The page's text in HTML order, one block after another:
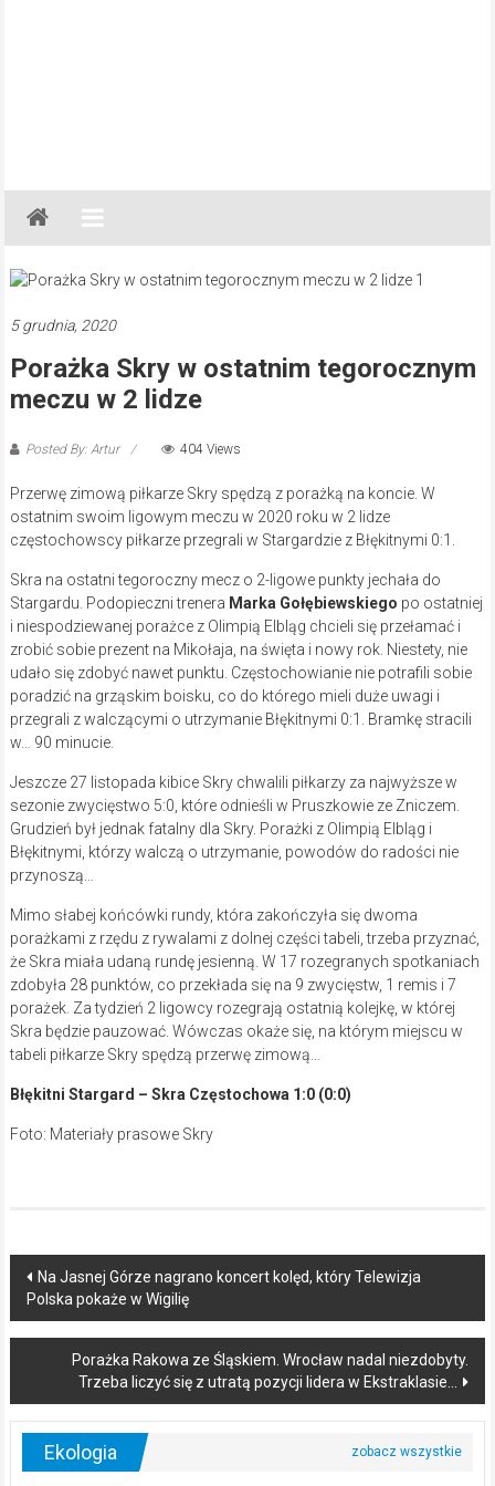
Gazeta
Regionalna
Częstochowa,
Lubliniec,
5 grudnia, 2020
Porażka Skry w ostatnim tegorocznym
meczu w 2 lidze
Posted By: Artur 404 Views
Przerwę zimową piłkarze Skry spędzą z porażką na koncie. W
ostatnim swoim ligowym meczu w 2020 roku w 2 lidze
częstochowscy piłkarze przegrali w Stargardzie z Błękitnymi 0:1.
Skra na ostatni tegoroczny mecz o 2-ligowe punkty jechała do
Stargardu. Podopieczni trenera Marka Gołębiewskiego po ostatniej
i niespodziewanej porażce z Olimpią Elbląg chcieli się przełamać i
zrobić sobie prezent na Mikołaja, na święta i nowy rok. Niestety, nie
udało się zdobyć nawet punktu. Częstochowianie nie potrafili sobie
poradzić na grząskim boisku, co do którego mieli duże uwagi i
przegrali z walczącymi o utrzymanie Błękitnymi 0:1. Bramkę stracili
w… 90 minucie.
Jeszcze 27 listopada kibice Skry chwalili piłkarzy za najwyższe w
sezonie zwycięstwo 5:0, które odnieśli w Pruszkowie ze Zniczem.
Grudzień był jednak fatalny dla Skry. Porażki z Olimpią Elbląg i
Błękitnymi, którzy walczą o utrzymanie, powodów do radości nie
przynoszą…
Mimo słabej końcówki rundy, która zakończyła się dwoma
porażkami z rzędu z rywalami z dolnej części tabeli, trzeba przyznać,
że Skra miała udaną rundę jesienną. W 17 rozegranych spotkaniach
zdobyła 28 punktów, co przekłada się na 9 zwycięstw, 1 remis i 7
porażek. Za tydzień 2 ligowcy rozegrają ostatnią kolejkę, w której
Skra będzie pauzować. Wówczas okaże się, na którym miejscu w
tabeli piłkarze Skry spędzą przerwę zimową…
Błękitni Stargard – Skra Częstochowa 1:0 (0:0)
Foto: Materiały prasowe Skry
Post
navigation
Na Jasnej Górze nagrano koncert kolęd, który Telewizja
Polska pokaże w Wigilię
Porażka Rakowa ze Śląskiem. Wrocław nadal niezdobyty.
Trzeba liczyć się z utratą pozycji lidera w Ekstraklasie…
Ekologia